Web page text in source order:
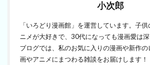
小次郎
「いろどり漫画館」を運営しています。子
ニメが大好きで、30代になっても漫画愛は
ブログでは、私のお気に入りの漫画や新作
画やアニメにまつわる雑談をお届けします！